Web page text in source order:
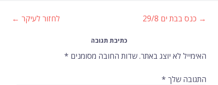
ניווט
ברשומות
→ כנס בבת ים 29/8 לחזור לעיקר ←
כתיבת תגובה
האימייל לא יוצג באתר.שדות החובה מסומנים *
התגובה שלך *